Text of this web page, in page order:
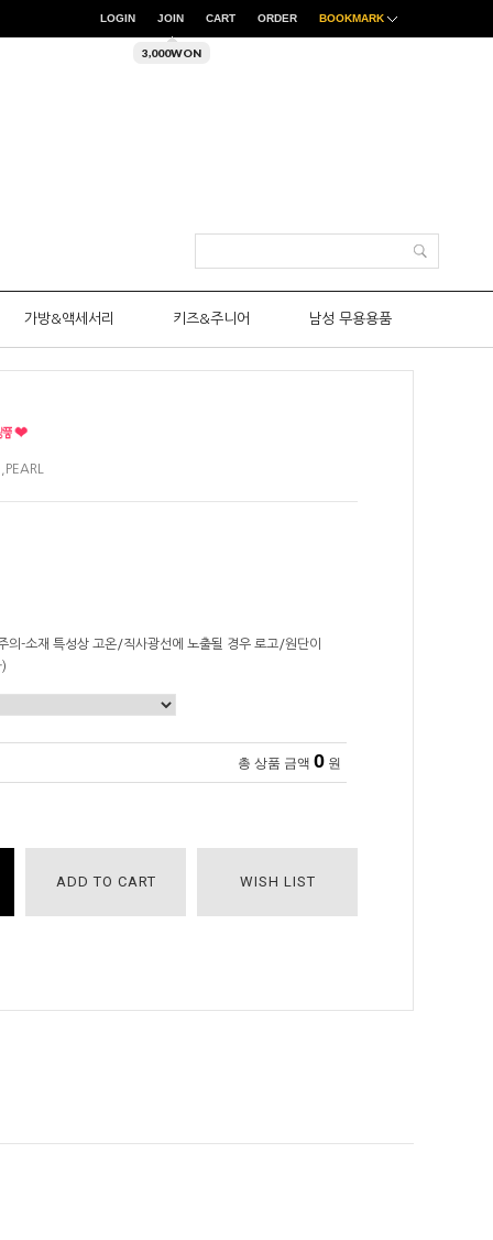
LOGIN JOIN
3,000WON
CART ORDER BOOKMARK
가방&액세서리 키즈&주니어 남성 무용용품
-소재 특성상 고온/직사광선에 노출될 경우 로고/원단이
총 상품 금액 0 원
ADD TO CART WISH LIST